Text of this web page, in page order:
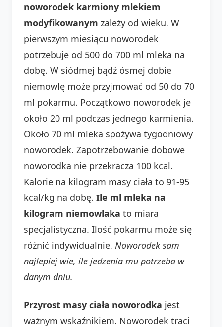
noworodek karmiony mlekiem
modyfikowanym zależy od wieku. W
pierwszym miesiącu noworodek
potrzebuje od 500 do 700 ml mleka na
dobę. W siódmej bądź ósmej dobie
niemowlę może przyjmować od 50 do 70
ml pokarmu. Początkowo noworodek je
około 20 ml podczas jednego karmienia.
Około 70 ml mleka spożywa tygodniowy
noworodek. Zapotrzebowanie dobowe
noworodka nie przekracza 100 kcal.
Kalorie na kilogram masy ciała to 91-95
kcal/kg na dobę. Ile ml mleka na
kilogram niemowlaka to miara
specjalistyczna. Ilość pokarmu może się
różnić indywidualnie. Noworodek sam
najlepiej wie, ile jedzenia mu potrzeba w
danym dniu.
Przyrost masy ciała noworodka jest
ważnym wskaźnikiem. Noworodek traci